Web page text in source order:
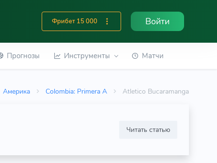
Фрибет 15 000 Войти
Прогнозы Инструменты Матчи
Америка Colombia: Primera A Atletico Bucaramanga
Читать статью